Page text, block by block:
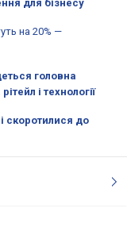
для бізнесу
на 20% —
головна
і технології
скоротилися до